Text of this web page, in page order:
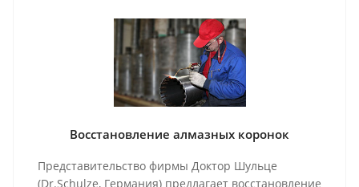
Восстановление алмазных коронок
Представительство фирмы Доктор Шульце
(Dr.Schulze, Германия) предлагает восстановление